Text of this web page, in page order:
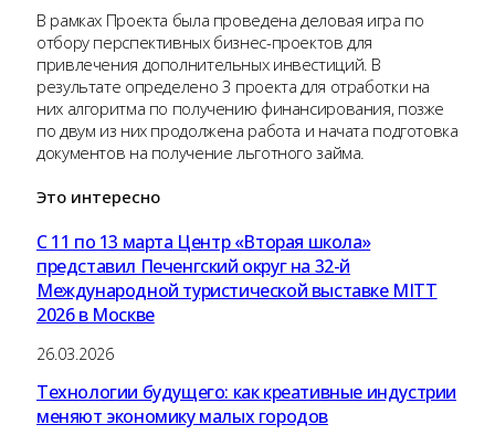
В рамках Проекта была проведена деловая игра по
отбору перспективных бизнес-проектов для
привлечения дополнительных инвестиций. В
результате определено 3 проекта для отработки на
них алгоритма по получению финансирования, позже
по двум из них продолжена работа и начата подготовка
документов на получение льготного займа.
Это интересно
С 11 по 13 марта Центр «Вторая школа»
представил Печенгский округ на 32-й
Международной туристической выставке MITT
2026 в Москве
26.03.2026
Технологии будущего: как креативные индустрии
меняют экономику малых городов